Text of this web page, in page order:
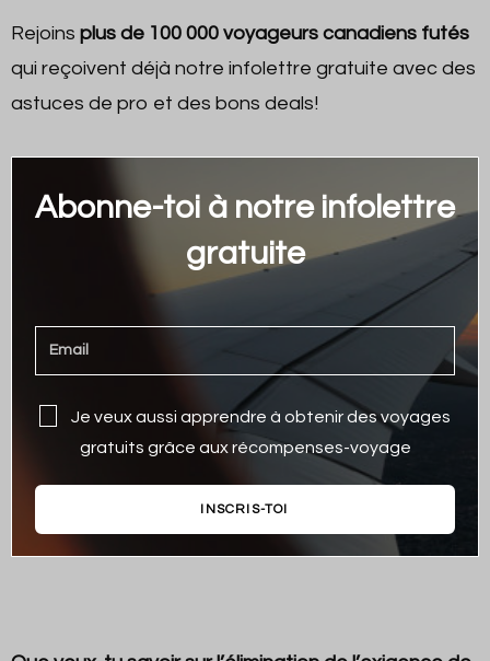
Rejoins plus de 100 000 voyageurs canadiens futés
qui reçoivent déjà notre infolettre gratuite avec des
astuces de pro et des bons deals!
Abonne-toi à notre infolettre
gratuite
Je veux aussi apprendre à obtenir des voyages
gratuits grâce aux récompenses-voyage
INSCRIS-TOI